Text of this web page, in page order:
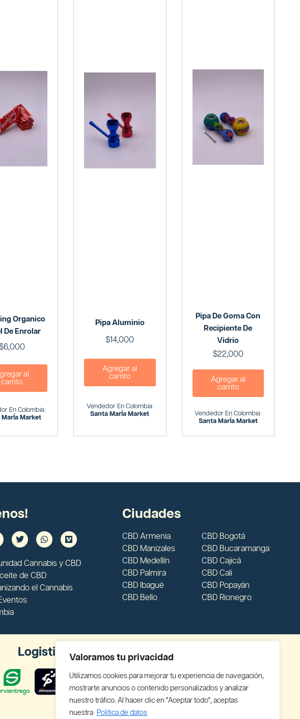
Valoramos tu privacidad
Utilizamos cookies para mejorar tu experiencia de navegación,
mostrarte anuncios o contenido personalizados y analizar
nuestro tráfico. Al hacer clic en "Aceptar todo", aceptas
nuestra Politica de datos
Organico
De Enrolar
6,000
al
carrito
En Colombia:
MarÍa Market
Pipa Aluminio
$14,000
Agregar al
carrito
Vendedor En Colombia:
Santa MarÍa Market
Pipa De Goma Con
Recipiente De
Vidrio
$22,000
Agregar al
carrito
Vendedor En Colombia:
Santa MarÍa Market
Cannabis y CBD
de CBD
el Cannabis
Ciudades
CBD Armenia
CBD Manizales
CBD Medellín
CBD Palmira
CBD Ibagué
CBD Bello
CBD Bogotá
CBD Bucaramanga
CBD Cajicá
CBD Cali
CBD Popayán
CBD Rionegro
Logistica